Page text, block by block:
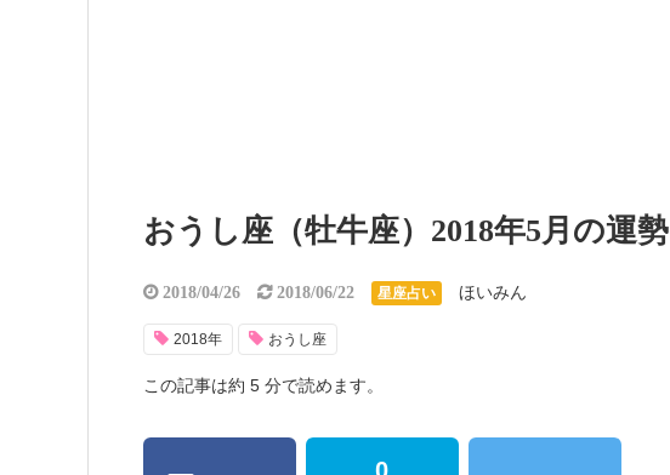
おうし座（牡牛座）2018年5月の運勢
2018/04/26 2018/06/22 星座占い ほいみん
2018年 おうし座
この記事は約 5 分で読めます。